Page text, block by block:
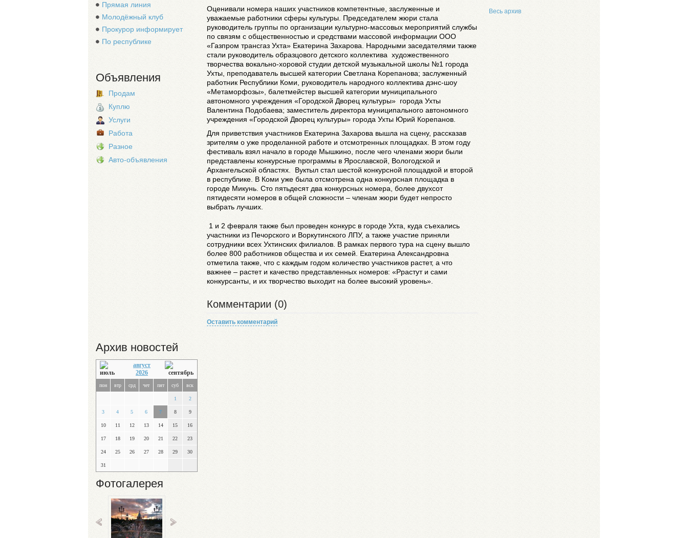
Прямая линия
Молодёжный клуб
Прокурор информирует
По республике
Объявления
Продам
Куплю
Услуги
Работа
Разное
Авто-объявления
Архив новостей
август
2026
пон втр срд чет пят суб вск
1 2
3 4 5 6 7 8 9
10 11 12 13 14 15 16
17 18 19 20 21 22 23
24 25 26 27 28 29 30
31
Фотогалерея
Оценивали номера наших участников компетентные, заслуженные и
уважаемые работники сферы культуры. Председателем жюри стала
руководитель группы по организации культурно-массовых мероприятий службы
по связям с общественностью и средствами массовой информации ООО
«Газпром трансгаз Ухта» Екатерина Захарова. Народными заседателями также
стали руководитель образцового детского коллектива художественного
творчества вокально-хоровой студии детской музыкальной школы №1 города
Ухты, преподаватель высшей категории Светлана Корепанова; заслуженный
работник Республики Коми, руководитель народного коллектива дэнс-шоу
«Метаморфозы», балетмейстер высшей категории муниципального
автономного учреждения «Городской Дворец культуры» города Ухты
Валентина Подобаева; заместитель директора муниципального автономного
учреждения «Городской Дворец культуры» города Ухты Юрий Корепанов.
Для приветствия участников Екатерина Захарова вышла на сцену, рассказав
зрителям о уже проделанной работе и отсмотренных площадках. В этом году
фестиваль взял начало в городе Мышкино, после чего членами жюри были
представлены конкурсные программы в Ярославской, Вологодской и
Архангельской областях. Вуктыл стал шестой конкурсной площадкой и второй
в республике. В Коми уже была отсмотрена одна конкурсная площадка в
городе Микунь. Сто пятьдесят два конкурсных номера, более двухсот
пятидесяти номеров в общей сложности – членам жюри будет непросто
выбрать лучших.
1 и 2 февраля также был проведен конкурс в городе Ухта, куда съехались
участники из Печорского и Воркутинского ЛПУ, а также участие приняли
сотрудники всех Ухтинских филиалов. В рамках первого тура на сцену вышло
более 800 работников общества и их семей. Екатерина Александровна
отметила также, что с каждым годом количество участников растет, а что
важнее – растет и качество представленных номеров: «Ррастут и сами
конкурсанты, и их творчество выходит на более высокий уровень».
Комментарии (0)
Оставить комментарий
Весь архив